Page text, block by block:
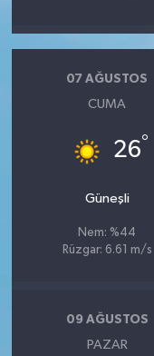
07 AĞUSTOS
CUMA
26°
Güneşli
Nem: %44
Rüzgar: 6.61 m/s
09 AĞUSTOS
PAZAR